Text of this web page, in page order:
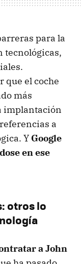
para la
tecnológicas,
que el coche
más
implantación
a
Y Google
en ese
otros lo
a John